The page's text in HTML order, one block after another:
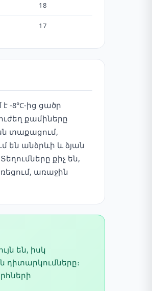
18
17
8°C-ից ցածր
քամիները
տաքացում,
են անձրևի և ձյան
քիչ են,
առաջին
են, իսկ